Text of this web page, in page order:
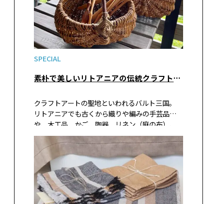
SPECIAL
素朴で美しいリトアニアの伝統クラフトアートが買えるおすすめショップ③トラカイ地域伝統工芸センター
クラフトアートの聖地といわれるバルト三国。
リトアニアでも古くから織りや編みの手芸品
や、木工品、かご、陶器、リネン（麻の布）、
蜜蝋などの手仕事が今でも盛んに行われていて
います。この国にはアーティストを育成するため
の自治体が運営する工房があり、伝統工芸を守り
若手作家を育てようという空気を感じられます。
そんなリトアニアの首都ヴィルニュスやトラカ
イ城のショップで見つけたアイテムを紹介しま
す。